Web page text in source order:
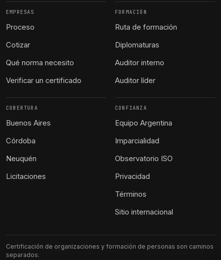
EMPRESAS
Proceso
Cotizar
Qué norma necesito
Verificar un certificado
FORMACIÓN
Ruta de formación
Diplomaturas
Auditor interno
Auditor líder
COBERTURA
Buenos Aires
Córdoba
Neuquén
Licitaciones
CONFIANZA
Equipo Argentina
Imparcialidad
Observatorio ISO
Privacidad
Términos
Sitio internacional
Certificación de organizaciones y formación de personas son caminos
separados.